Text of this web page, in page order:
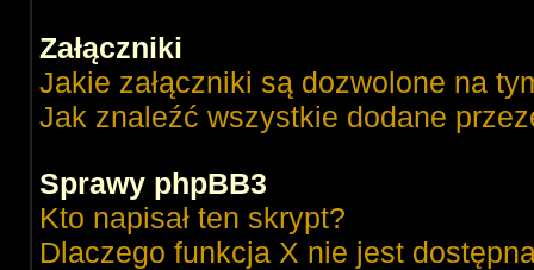
Załączniki
Jakie załączniki są dozwolone na
Jak znaleźć wszystkie dodane
Sprawy phpBB3
Kto napisał ten skrypt?
Dlaczego funkcja X nie jest